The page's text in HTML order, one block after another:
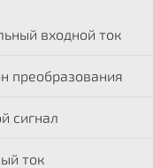
входной ток
преобразования
сигнал
ток